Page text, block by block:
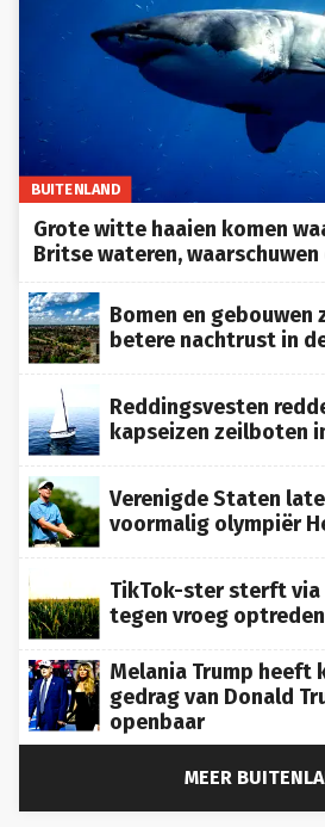
BUITENLAND
Grote witte haaien komen
Britse wateren,
Bomen en gebouwen
betere nachtrust in
Reddingsvesten
kapseizen zeilboten
Verenigde Staten
voormalig olympiër
TikTok-ster sterft via
tegen vroeg
Melania Trump heeft
gedrag van Donald
openbaar
MEER